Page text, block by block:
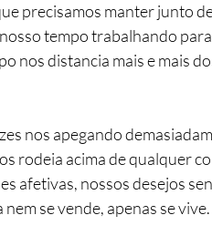
precisamos manter junto
tempo trabalhando
nos distancia mais e mais
nos apegando
rodeia acima de qualquer
afetivas, nossos desejos
se vende, apenas se vive.